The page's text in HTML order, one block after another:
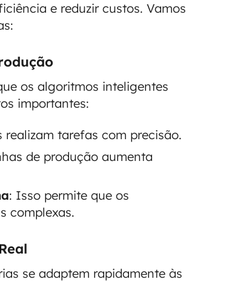
e reduzir custos. Vamos
os algoritmos inteligentes
importantes:
tarefas com precisão.
de produção aumenta
: Isso permite que os
complexas.
se adaptem rapidamente às